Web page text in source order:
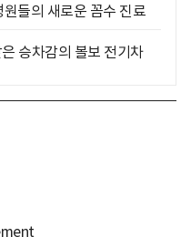
들의 새로운 꼼수 진료
승차감의 볼보 전기차